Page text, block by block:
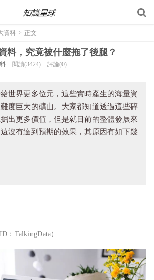
資料 > 正文
料，究竟被什麼拖了後腿？
閱讀(3424) 評論(0)
世界更多位元，這些實時產生的海量資
度巨大的礦山。 大家都知道透過這些碎
出更多價值，但是就目前的整體發展來
沒有達到預期的效果，其原因有如下幾
：TalkingData）